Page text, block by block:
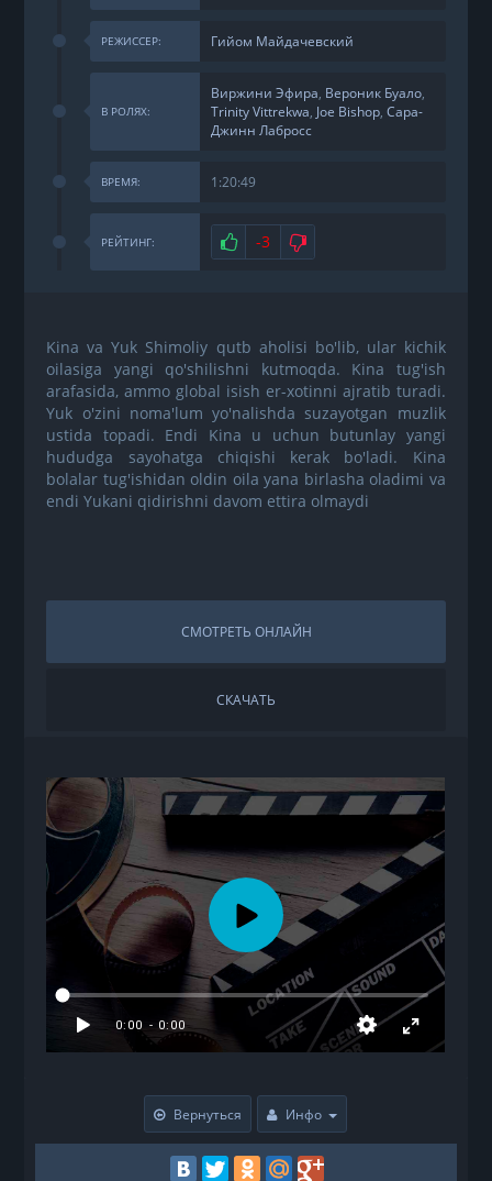
РЕЖИССЕР: Гийом Майдачевский
В РОЛЯХ:
Виржини Эфира, Вероник Буало,
Trinity Vittrekwa, Joe Bishop,Сара-
Джинн Лабросс
ВРЕМЯ: 1:20:49
РЕЙТИНГ: Нравится
-3 Не нравится
Kina va Yuk Shimoliy qutb aholisi bo'lib, ular kichik
oilasiga yangi qo'shilishni kutmoqda. Kina tug'ish
arafasida, ammo global isish er-xotinni ajratib turadi.
Yuk o'zini noma'lum yo'nalishda suzayotgan muzlik
ustida topadi. Endi Kina u uchun butunlay yangi
hududga sayohatga chiqishi kerak bo'ladi. Kina
bolalar tug'ishidan oldin oila yana birlasha oladimi va
endi Yukani qidirishni davom ettira olmaydi
СМОТРЕТЬ ОНЛАЙН
СКАЧАТЬ
Вернуться Инфо